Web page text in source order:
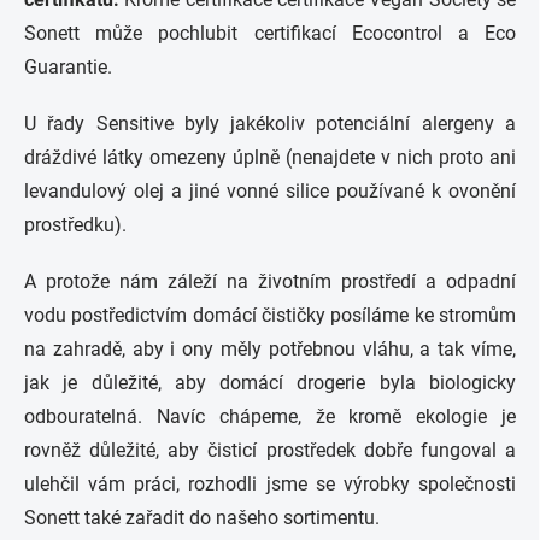
Sonett může pochlubit certifikací Ecocontrol a Eco
Guarantie.
U řady Sensitive byly jakékoliv potenciální alergeny a
dráždivé látky omezeny úplně (nenajdete v nich proto ani
levandulový olej a jiné vonné silice používané k ovonění
prostředku).
A protože nám záleží na životním prostředí a odpadní
vodu postředictvím domácí čističky posíláme ke stromům
na zahradě, aby i ony měly potřebnou vláhu, a tak víme,
jak je důležité, aby domácí drogerie byla biologicky
odbouratelná. Navíc chápeme, že kromě ekologie je
rovněž důležité, aby čisticí prostředek dobře fungoval a
ulehčil vám práci, rozhodli jsme se výrobky společnosti
Sonett také zařadit do našeho sortimentu.